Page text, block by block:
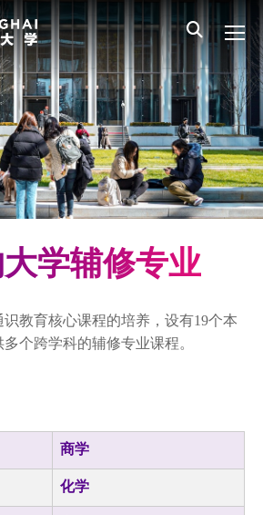
English 员工登录 All NYU
学辅修专业
教育核心课程的培养，设有19个本
个跨学科的辅修专业课程。
商学
化学